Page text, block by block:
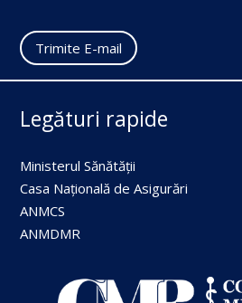
Trimite E-mail
Legături rapide
Ministerul Sănătății
Casa Națională de Asigurări
ANMCS
ANMDMR